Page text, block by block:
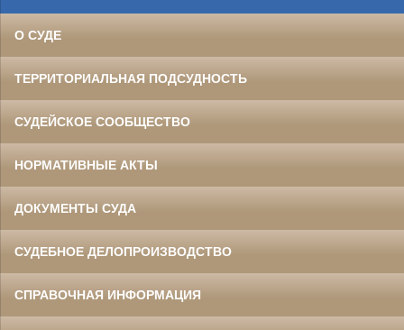
О СУДЕ
ТЕРРИТОРИАЛЬНАЯ ПОДСУДНОСТЬ
СУДЕЙСКОЕ СООБЩЕСТВО
НОРМАТИВНЫЕ АКТЫ
ДОКУМЕНТЫ СУДА
СУДЕБНОЕ ДЕЛОПРОИЗВОДСТВО
СПРАВОЧНАЯ ИНФОРМАЦИЯ